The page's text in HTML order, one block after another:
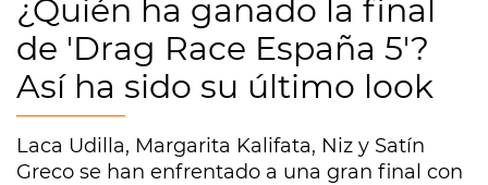
¿Quién ha ganado la final
de 'Drag Race España 5'?
Así ha sido su último look
Laca Udilla, Margarita Kalifata, Niz y Satín
Greco se han enfrentado a una gran final con